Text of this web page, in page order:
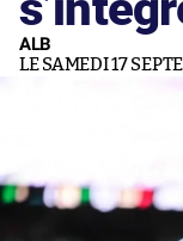
ALB
LE SAMEDI 17